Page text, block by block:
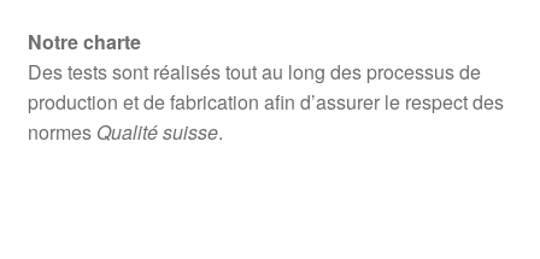
Notre charte
Des tests sont réalisés tout au long des processus de
production et de fabrication afin d’assurer le respect des
normes Qualité suisse.